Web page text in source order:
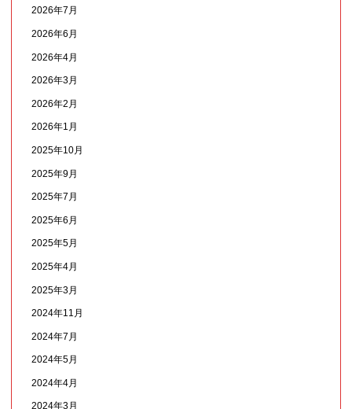
2026年7月
2026年6月
2026年4月
2026年3月
2026年2月
2026年1月
2025年10月
2025年9月
2025年7月
2025年6月
2025年5月
2025年4月
2025年3月
2024年11月
2024年7月
2024年5月
2024年4月
2024年3月